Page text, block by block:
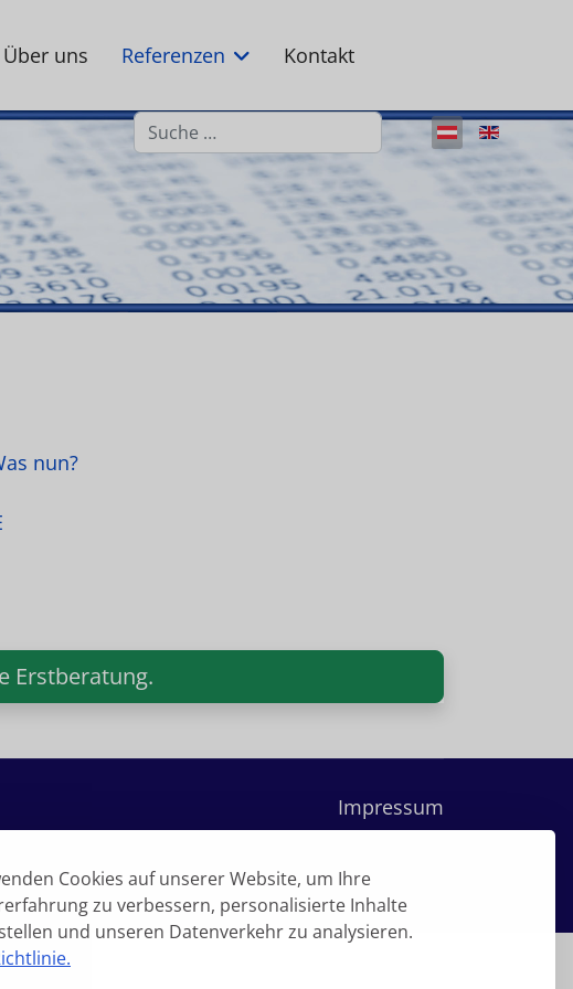
Cookies auf unserer Website, um Ihre
zu verbessern, personalisierte Inhalte
und unseren Datenverkehr zu analysieren.
Über uns Referenzen Kontakt
Suchen Sprache
nun?
Erstberatung.
Impressum